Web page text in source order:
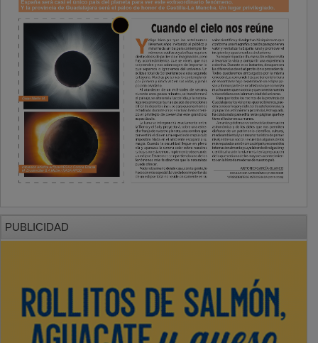
PUBLICIDAD